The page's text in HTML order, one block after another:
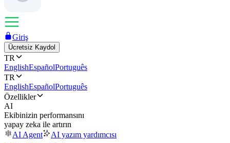
Giriş
Ücretsiz Kaydol
TR
EnglishEspañolPortuguês
TR
EnglishEspañolPortuguês
Özellikler
AI
Ekibinizin performansını
yapay zeka ile artırın
AI Agent
AI yazım yardımcısı